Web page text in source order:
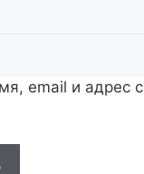
email и адрес